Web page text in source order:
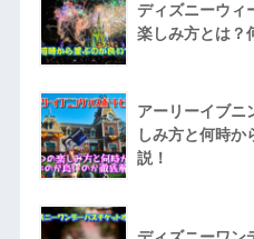
ディズニーウィ
楽しみ方とは？
アーリーイブニ
しみ方と何時か
説！